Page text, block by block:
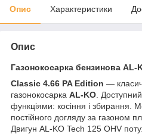
Опис Характеристики
Опис
Газонокосарка бензинова
Classic 4.66 PA Edition —
газонокосарка AL-KO .
функціями: косіння і збирання.
постійного догляду за газоном
Двигун AL-KO Tech 125 OHV